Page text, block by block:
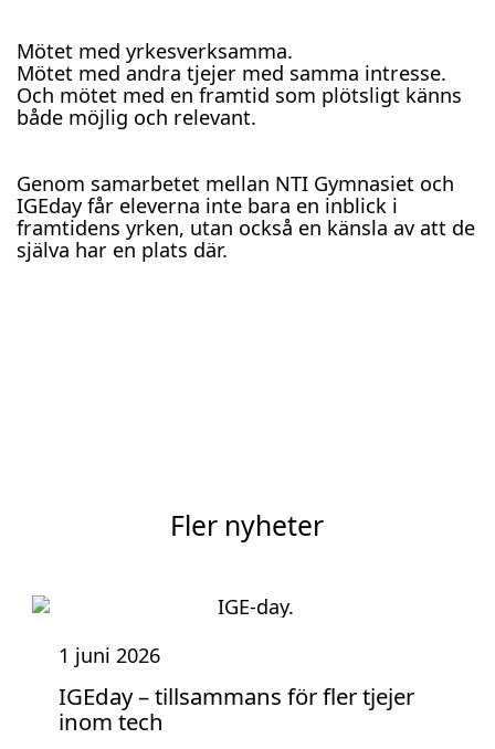
Mötet med yrkesverksamma.
Mötet med andra tjejer med samma intresse.
Och mötet med en framtid som plötsligt känns
både möjlig och relevant.
Genom samarbetet mellan NTI Gymnasiet och
IGEday får eleverna inte bara en inblick i
framtidens yrken, utan också en känsla av att de
själva har en plats där.
Fler nyheter
1 juni 2026
IGEday – tillsammans för fler tjejer
inom tech